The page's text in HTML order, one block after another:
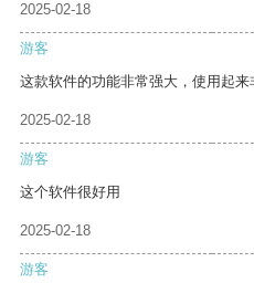
2025-02-18
游客
这款软件的功能非常强大，使用起来
2025-02-18
游客
这个软件很好用
2025-02-18
游客